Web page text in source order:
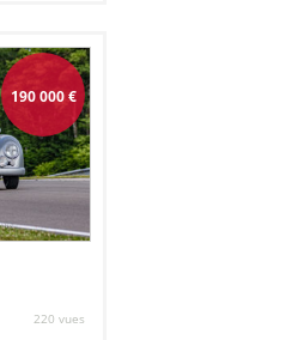
190 000€
220 vues